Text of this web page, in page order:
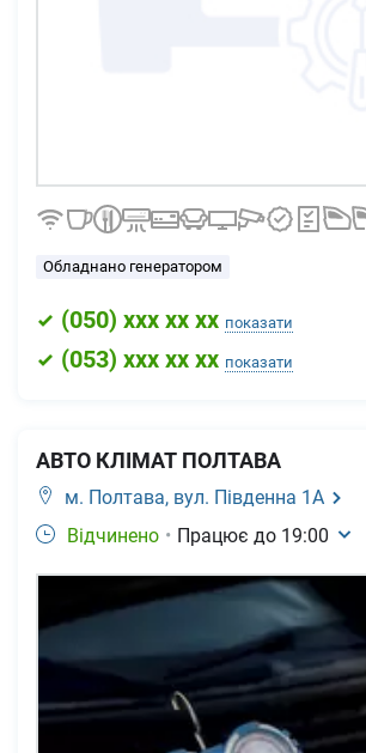
Обладнано генератором
(050) xxx xx xx показати
(053) xxx xx xx показати
АВТО КЛІМАТ ПОЛТАВА
м. Полтава, вул. Південна 1А
Відчинено • Працює до 19:00